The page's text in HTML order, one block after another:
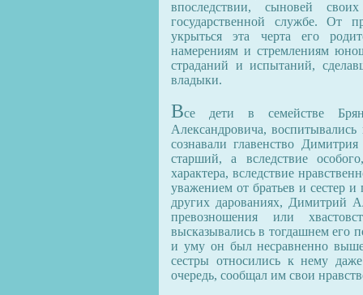
впоследствии, сыновей
государственной службе. От
укрыться эта черта его
намерениям и стремлениям
страданий и испытаний,
владыки.
Все дети в семействе
Александровича,
сознавали главенство
старший, а вследствие
характера, вследствие
уважением от братьев и сестер
других дарованиях, Димитрий
превозношения или
высказывались в тогдашнем его
и уму он был несравненно
сестры относились к нему
очередь, сообщал им свои